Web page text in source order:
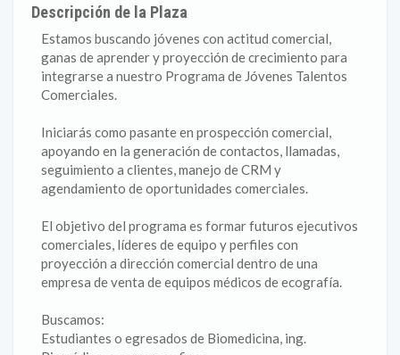
Descripción de la Plaza
Estamos buscando jóvenes con actitud comercial,
ganas de aprender y proyección de crecimiento para
integrarse a nuestro Programa de Jóvenes Talentos
Comerciales.
Iniciarás como pasante en prospección comercial,
apoyando en la generación de contactos, llamadas,
seguimiento a clientes, manejo de CRM y
agendamiento de oportunidades comerciales.
El objetivo del programa es formar futuros ejecutivos
comerciales, líderes de equipo y perfiles con
proyección a dirección comercial dentro de una
empresa de venta de equipos médicos de ecografía.
Buscamos:
Estudiantes o egresados de Biomedicina, ing.